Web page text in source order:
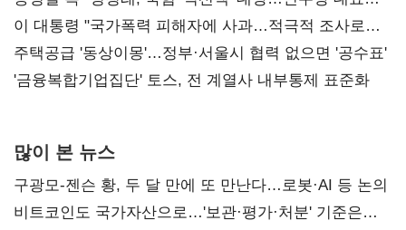
총선 지휘 못해"
이 대통령 "국가폭력 피해자에 사과…적극적 조사로
진실 밝혀야"
주택공급 '동상이몽'…정부·서울시 협력 없으면 '공수표'
'금융복합기업집단' 토스, 전 계열사 내부통제 표준화
많이 본 뉴스
구광모-젠슨 황, 두 달 만에 또 만난다…로봇·AI 등 논의
비트코인도 국가자산으로…'보관·평가·처분' 기준은